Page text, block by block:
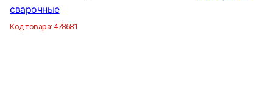
сварочные
Код товара:478681